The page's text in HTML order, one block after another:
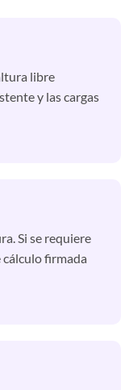
libre
y las cargas
Si se requiere
cálculo firmada